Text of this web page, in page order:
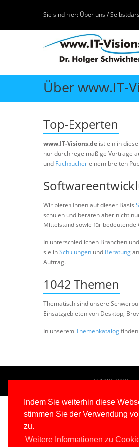
Indem Sie weiterhin diese
stimmen Sie der Verwendung
zu.
Weitere Informationen zu
Sie sind hier: Über uns /
Über www.IT-
Top-Experten
www.IT-Visions.de ist ein in
nur durch regelmäßige Vorträge
und Fachbüchereinem breiten
Wir bieten Ihnen auf dieser Basis
schulen und beraten aber nicht
Mittelstand sowie für bedeutende
In unterschiedlichen Branchen
sie inSchulungen und Beratung
Auftrag.
1042 Themen
Thematisch sind unsere
Einsatzgebieten von Desktop,
In unseremThemenkatalog
© 1996-2026